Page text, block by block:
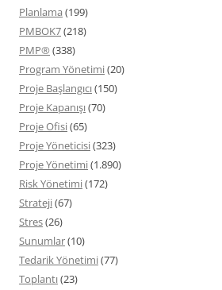
Planlama (199)
PMBOK7(218)
PMP® (338)
Program Yönetimi(20)
Proje Başlangıcı(150)
Proje Kapanışı(70)
Proje Ofisi(65)
Proje Yöneticisi(323)
Proje Yönetimi(1.890)
Risk Yönetimi(172)
Strateji(67)
Stres(26)
Sunumlar(10)
Tedarik Yönetimi(77)
Toplantı(23)